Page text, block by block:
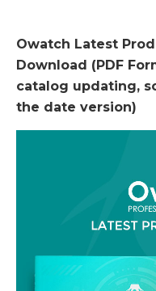
Owatch Latest
Download (PDF
catalog updating,
the date version)